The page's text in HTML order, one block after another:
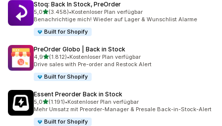
Stoq: Back In Stock, PreOrder
5,0von 5 Sternen
(3.458)
3458 Rezensionen insgesamt
•Kostenloser Plan verfügbar
Benachrichtige mich! Wieder auf Lager & Wunschlist Alarme
Built for Shopify
PreOrder Globo | Back in Stock
4,9von 5 Sternen
(1.812)
1812 Rezensionen insgesamt
•Kostenloser Plan verfügbar
Drive sales with Pre-order and Restock Alert
Built for Shopify
Essent Preorder Back in Stock
5,0von 5 Sternen
(1.191)
1191 Rezensionen insgesamt
•Kostenloser Plan verfügbar
Mehr Umsatz mit Preorder-Manager & Presale Back-in-Stock-Alert
Built for Shopify